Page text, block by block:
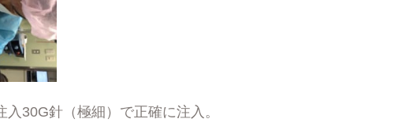
30G針（極細）で正確に注入。